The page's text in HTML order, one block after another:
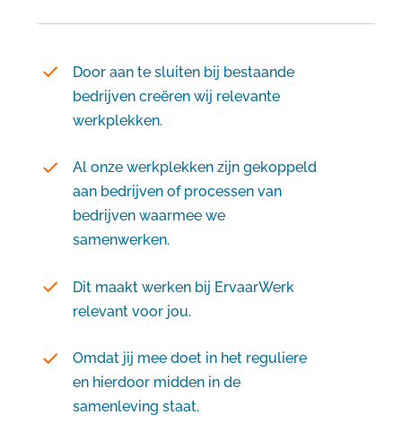
Door aan te sluiten bij bestaande
bedrijven creëren wij relevante
werkplekken.
Al onze werkplekken zijn gekoppeld
aan bedrijven of processen van
bedrijven waarmee we
samenwerken.
Dit maakt werken bij ErvaarWerk
relevant voor jou.
Omdat jij mee doet in het reguliere
en hierdoor midden in de
samenleving staat.